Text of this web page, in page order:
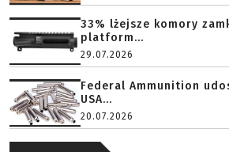
33% lżejsze komory
platform...
29.07.2026
Federal Ammunition
USA...
20.07.2026